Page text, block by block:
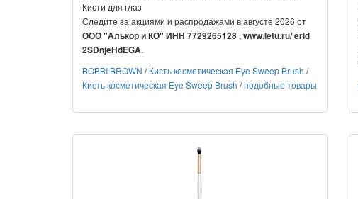
Кисти для глаз
Следите за акциями и распродажами в августе 2026 от
ООО "Алькор и КО" ИНН 7729265128 , www.letu.ru/ erid
2SDnjeHdEGA.
BOBBI BROWN /Кисть косметическая Eye Sweep Brush /
Кисть косметическая Eye Sweep Brush /подобные товары